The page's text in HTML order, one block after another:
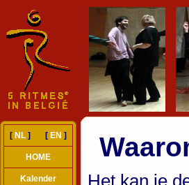
[ NL ] [ EN ]
HOME
Kalender
Het kan je